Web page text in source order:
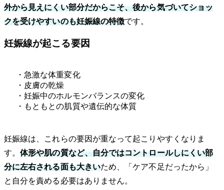
外から見えにくい部分だからこそ、後から気づいてショッ
クを受けやすいのも妊娠線の特徴です。
妊娠線が起こる要因
・急激な体重変化
・皮膚の乾燥
・妊娠中のホルモンバランスの変化
・もともとの肌質や遺伝的な体質
妊娠線は、これらの要因が重なって起こりやすくなりま
す。体形や肌の質など、自分ではコントロールしにくい部
分に左右される面も大きいため、「ケア不足だったから」
と自分を責める必要はありません。